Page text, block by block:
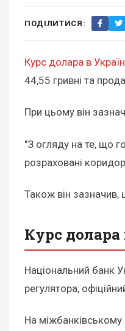
ПОДІЛИТИСЯ:
Курс долара в
44,55 гривні та
При цьому він
"З огляду на те, що
розраховані
Також він
Курс долара
Національний банк
регулятора,
На міжбанківському